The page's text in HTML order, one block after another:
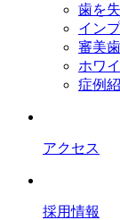
歯を
イン
審美
ホワ
症例
アクセス
採用情報